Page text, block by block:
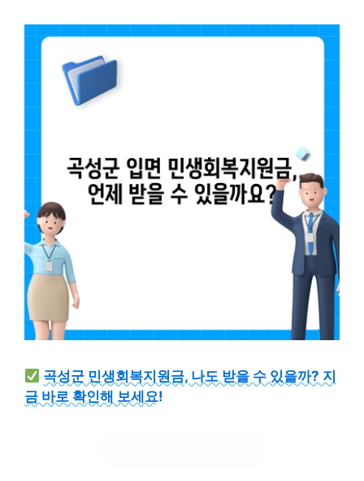
곡성군 민생회복지원금, 나도 받을 수 있을까? 지
금 바로 확인해 보세요!